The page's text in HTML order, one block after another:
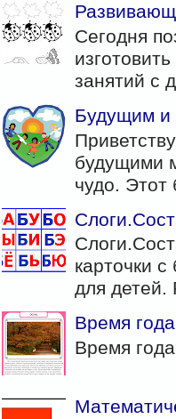
Сегодня
занятий с
Будущим и
будущими
чудо. Этот
карточки
для детей.
Время
Время